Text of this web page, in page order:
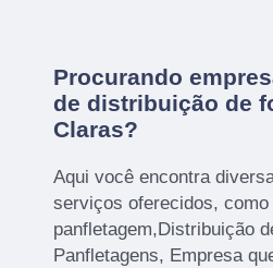
Procurando
de distribuição de
Claras?
Aqui você encontra
serviços oferecidos,
panfletagem,Distribuição
Panfletagens, Empresa